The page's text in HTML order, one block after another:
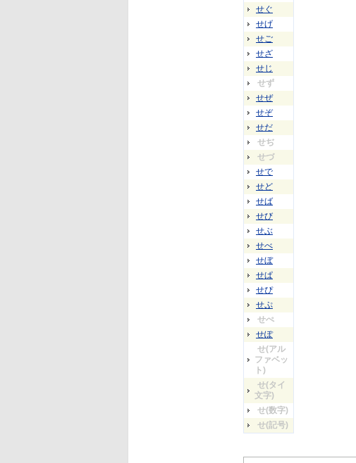
せぐ
せげ
せご
せざ
せじ
せず
せぜ
せぞ
せだ
せぢ
せづ
せで
せど
せば
せび
せぶ
せべ
せぼ
せぱ
せぴ
せぷ
せぺ
せぽ
せ(アル
ファベッ
ト)
せ(タイ
文字)
せ(数字)
せ(記号)